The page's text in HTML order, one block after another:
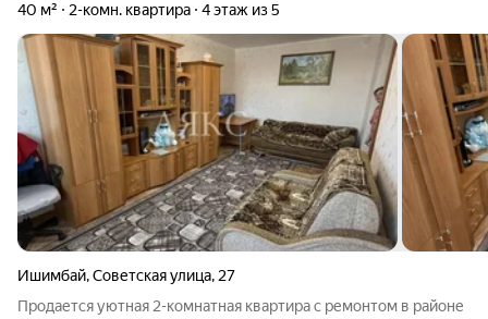
40 м² 2-комн. квартира 4 этаж из 5
Ишимбай,Советская улица, 27
Продается уютная 2-комнатная квартира с ремонтом в районе